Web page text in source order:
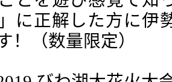
に正解した方に伊
！（数量限定）